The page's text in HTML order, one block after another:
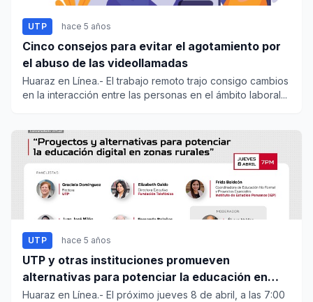
UTP hace 5 años
Cinco consejos para evitar el agotamiento por
el abuso de las videollamadas
Huaraz en Línea.- El trabajo remoto trajo consigo cambios
en la interacción entre las personas en el ámbito laboral...
UTP hace 5 años
UTP y otras instituciones promueven
alternativas para potenciar la educación en
zonas rurales
Huaraz en Línea.- El próximo jueves 8 de abril, a las 7:00